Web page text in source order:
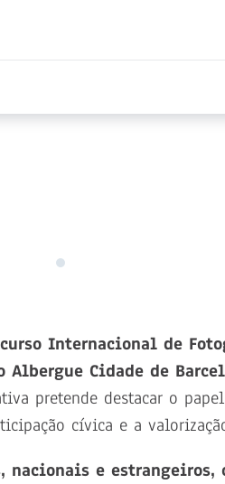
Internacional de
Cidade de
pretende destacar o
cívica e a
nacionais e